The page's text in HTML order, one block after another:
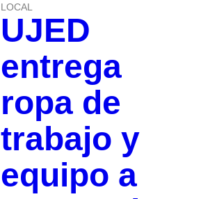
LOCAL
UJED
entrega
ropa de
trabajo y
equipo a